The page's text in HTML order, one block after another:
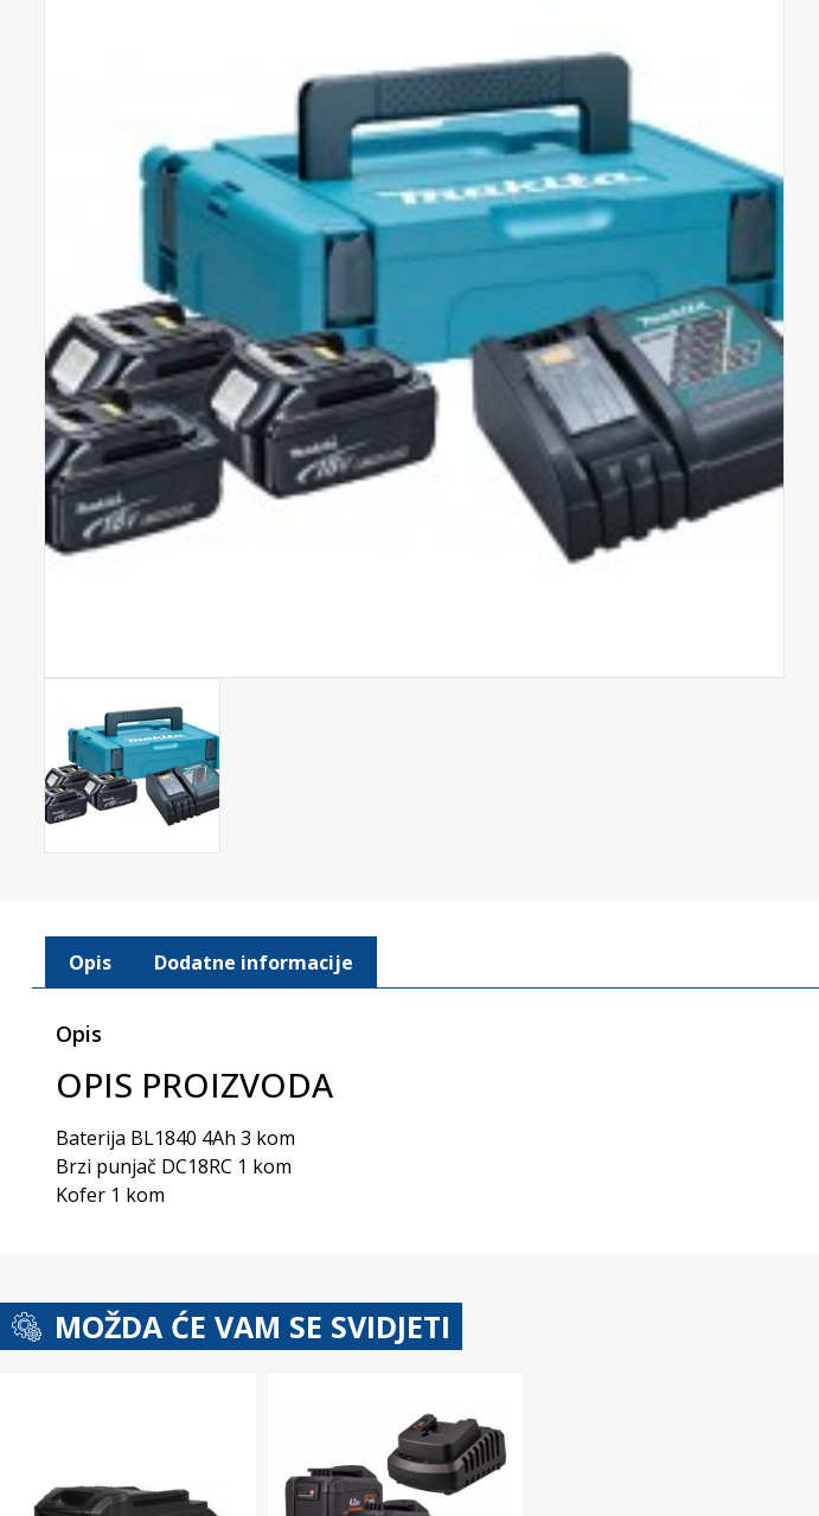
Opis Dodatne informacije
Opis
OPIS PROIZVODA
Baterija BL1840 4Ah 3 kom
Brzi punjač DC18RC 1 kom
Kofer 1 kom
MOŽDA ĆE VAM SE SVIDJETI